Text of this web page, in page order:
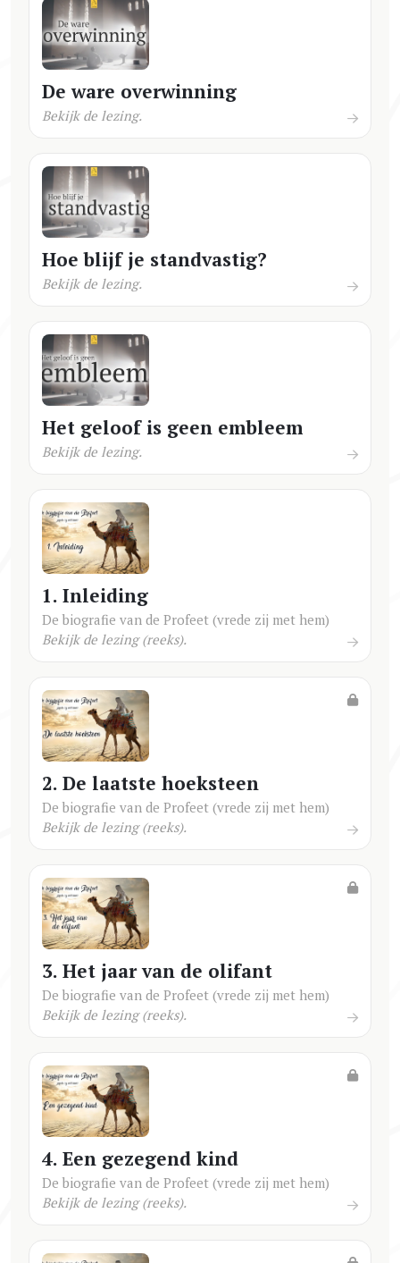
De ware overwinning
Bekijk de lezing.
Hoe blijf je standvastig?
Bekijk de lezing.
Het geloof is geen embleem
Bekijk de lezing.
1. Inleiding
De biografie van de Profeet (vrede zij met hem)
Bekijk de lezing (reeks).
2. De laatste hoeksteen
De biografie van de Profeet (vrede zij met hem)
Bekijk de lezing (reeks).
3. Het jaar van de olifant
De biografie van de Profeet (vrede zij met hem)
Bekijk de lezing (reeks).
4. Een gezegend kind
De biografie van de Profeet (vrede zij met hem)
Bekijk de lezing (reeks).